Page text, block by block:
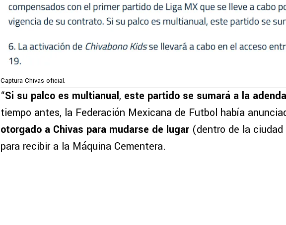
Captura Chivas oficial.
“Si su palco es multianual, este partido se sumará a la adenda
tiempo antes, la Federación Mexicana de Futbol había
otorgado a Chivas para mudarse de lugar (dentro de la ciudad
para recibir a la Máquina Cementera.